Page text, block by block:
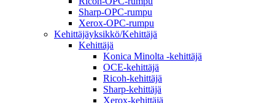
Sharp-OPC-rumpu
Xerox-OPC-rumpu
Kehittäjäyksikkö/Kehittäjä
Kehittäjä
Konica Minolta -kehittäjä
OCE-kehittäjä
Ricoh-kehittäjä
Sharp-kehittäjä
Xerox-kehittäjä